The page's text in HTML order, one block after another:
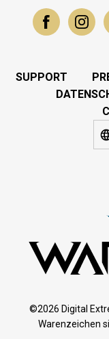
SUPPORT
©2026 Digital
Warenzeichen